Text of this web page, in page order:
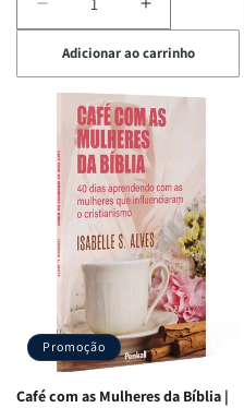
Diminuir
a
quantidade
de
Bíblia
para
Estudo
da
Mulher
NVA
Capa
Dura
|
Preta
Aumentar
a
quantidade
de
Bíblia
para
o
Estudo
da
Mulher
|
NVA
|
Capa
Dura
|
Adicionar ao carrinho
Promoção
Café com as Mulheres da Bíblia |